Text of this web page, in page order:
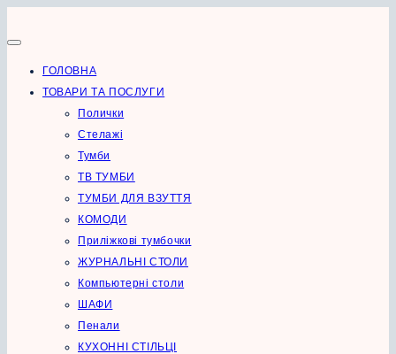
до
ГОЛОВНА
ТОВАРИ ТА ПОСЛУГИ
Полички
Стелажі
Тумби
ТВ ТУМБИ
ТУМБИ ДЛЯ ВЗУТТЯ
КОМОДИ
Приліжкові тумбочки
ЖУРНАЛЬНІ СТОЛИ
Компьютерні столи
ШАФИ
Пенали
КУХОННІ СТІЛЬЦІ